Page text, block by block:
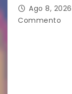
Ago 8, 2026
Commento